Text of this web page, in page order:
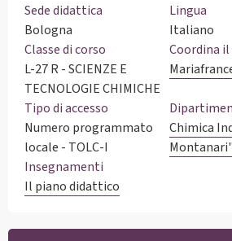
Sede didattica
Bologna
Lingua
Italiano
Classe di corso
L-27 R - SCIENZE E
TECNOLOGIE CHIMICHE
Coordina
Tipo di accesso
Numero programmato
locale - TOLC-I
Chimica
Insegnamenti
Il piano didattico